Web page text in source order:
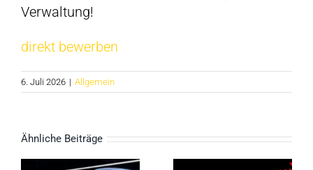
Verwaltung!
direkt bewerben
6. Juli 2026 | Allgemein
Ähnliche Beiträge